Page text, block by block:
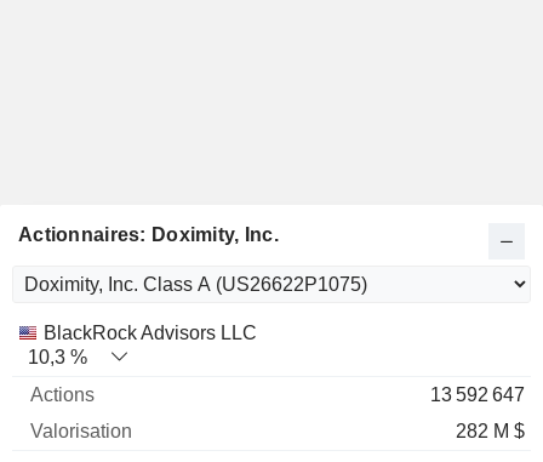
Actionnaires: Doximity, Inc.
Nom Actions % Valorisation
BlackRock Advisors LLC
10,3 %
13 592 647
282 M $